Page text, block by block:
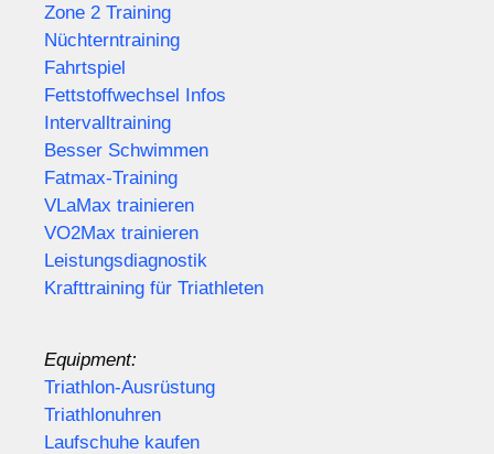
Zone 2 Training
Nüchterntraining
Fahrtspiel
Fettstoffwechsel Infos
Intervalltraining
Besser Schwimmen
Fatmax-Training
VLaMax trainieren
VO2Max trainieren
Leistungsdiagnostik
Krafttraining für Triathleten
Equipment:
Triathlon-Ausrüstung
Triathlonuhren
Laufschuhe kaufen